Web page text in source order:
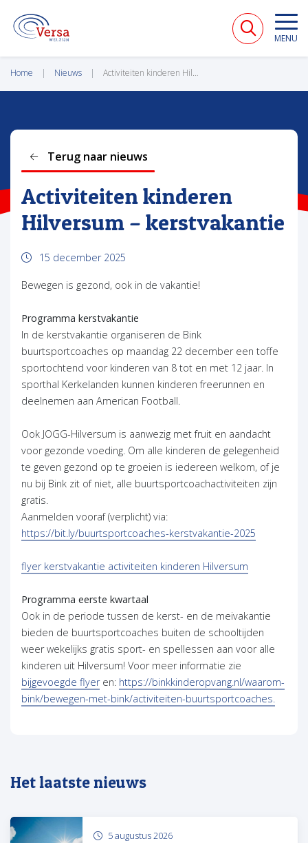
VERSA WELZIJN MENU
Home Nieuws Activiteiten kinderen Hilversum – kerstvakantie
Terug naar nieuws
Activiteiten kinderen
Hilversum – kerstvakantie
15 december 2025
Bewegen is gezond, ook in de vakantie!
Programma kerstvakantie
In de kerstvakantie organiseren de Bink
buurtsportcoaches op maandag 22 december een toffe
sportochtend voor kinderen van 8 tot en met 12 jaar. In
sporthal Kerkelanden kunnen kinderen freerunnen en
deelnemen aan American Football.
Ook JOGG-Hilversum is aanwezig met fruit en aandacht
voor gezonde voeding. Om alle kinderen de gelegenheid
te geven gezond op te groeien is iedereen welkom, of je
nu bij Bink zit of niet, alle buurtsportcoachactiviteiten zijn
gratis.
Aanmelden vooraf (verplicht) via:
https://bit.ly/buurtsportcoaches-kerstvakantie-2025
flyer kerstvakantie activiteiten kinderen Hilversum
Programma eerste kwartaal
Ook in de periode tussen de kerst- en de meivakantie
bieden de buurtsportcoaches buiten de schooltijden
weer wekelijks gratis sport- en spellessen aan voor alle
kinderen uit Hilversum! Voor meer informatie zie
bijgevoegde flyeren: https://binkkinderopvang.nl/waarom-
bink/bewegen-met-bink/activiteiten-buurtsportcoaches.
Het laatste nieuws
5 augustus 2026